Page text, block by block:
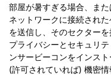
部屋が暑すぎる場合、ま
ネットワークに接続され
を送信し、そのセクター
プライバシーとセキュリ
ンサービーコンをインス
(許可されていれば) 機密